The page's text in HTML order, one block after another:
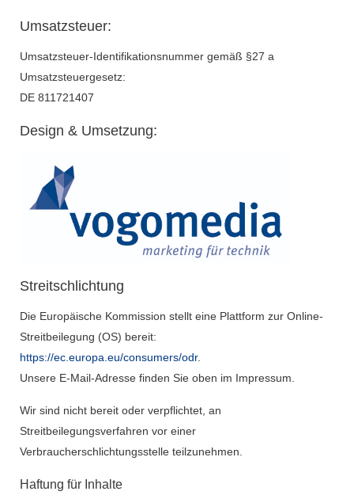
Umsatzsteuer:
Umsatzsteuer-Identifikationsnummer gemäß §27 a
Umsatzsteuergesetz:
DE 811721407
Design & Umsetzung:
Streitschlichtung
Die Europäische Kommission stellt eine Plattform zur Online-
Streitbeilegung (OS) bereit:
https://ec.europa.eu/consumers/odr.
Unsere E-Mail-Adresse finden Sie oben im Impressum.
Wir sind nicht bereit oder verpflichtet, an
Streitbeilegungsverfahren vor einer
Verbraucherschlichtungsstelle teilzunehmen.
Haftung für Inhalte